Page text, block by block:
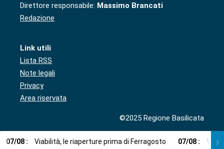
Direttore responsabile: Massimo Brancati
Redazione
Link utili
Lista RSS
Note legali
Privacy
Area riservata
©2025 Regione Basilicata
07/08 : Viabilità, le riaperture prima di Ferragosto 07/08 : Via